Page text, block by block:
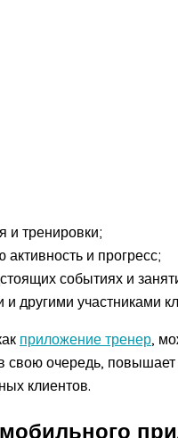
и тренировки;
и прогресс;
событиях и
другими участниками
приложение тренер,
очередь, повышает
клиентов.